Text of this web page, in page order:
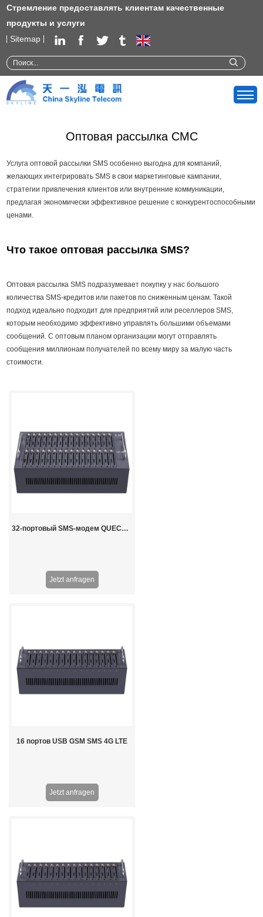
Стремление предоставлять клиентам качественные
продукты и услуги
Sitemap
Оптовая рассылка СМС
Услуга оптовой рассылки SMS особенно выгодна для компаний,
желающих интегрировать SMS в свои маркетинговые кампании,
стратегии привлечения клиентов или внутренние коммуникации,
предлагая экономически эффективное решение с конкурентоспособными
ценами.
Что такое оптовая рассылка SMS?
Оптовая рассылка SMS подразумевает покупку у нас большого
количества SMS-кредитов или пакетов по сниженным ценам. Такой
подход идеально подходит для предприятий или реселлеров SMS,
которым необходимо эффективно управлять большими объемами
сообщений. С оптовым планом организации могут отправлять
сообщения миллионам получателей по всему миру за малую часть
стоимости.
32-портовый SMS-модем QUECTEL M35
Jetzt anfragen
16 портов USB GSM SMS 4G LTE
Jetzt anfragen